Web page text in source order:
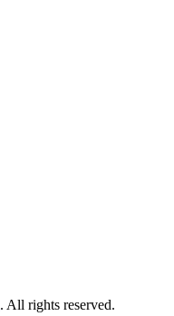
. All rights reserved.